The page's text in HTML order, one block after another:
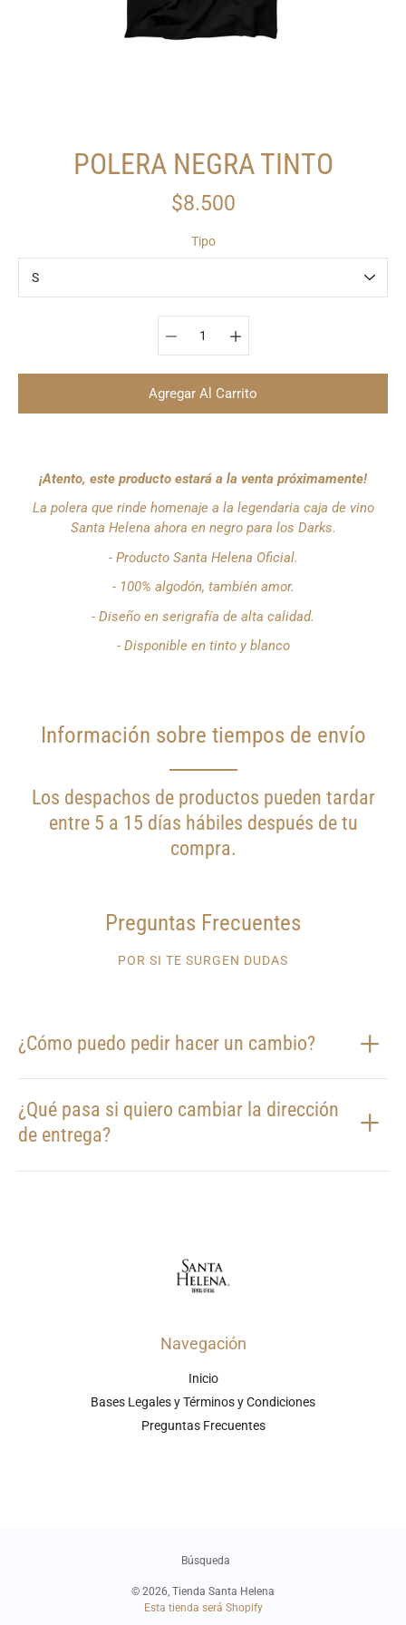
POLERA NEGRA TINTO
$8.500
Tipo
Seleccionar variante
Agregar Al Carrito
notifiquemos
¡Atento, este producto estará a la venta próximamente!
La polera que rinde homenaje a la legendaria caja de vino
Santa Helena ahora en negro para los Darks.
- Producto Santa Helena Oficial.
- 100% algodón, también amor.
- Diseño en serigrafía de alta calidad.
- Disponible en tinto y blanco
Información sobre tiempos de envío
Los despachos de productos pueden tardar
entre 5 a 15 días hábiles después de tu
compra.
Preguntas Frecuentes
POR SI TE SURGEN DUDAS
¿Cómo puedo pedir hacer un cambio?
¿Qué pasa si quiero cambiar la dirección
de entrega?
Navegación
Inicio
Bases Legales y Términos y Condiciones
Preguntas Frecuentes
Búsqueda
© 2026, Tienda Santa Helena
Esta tienda será Shopify